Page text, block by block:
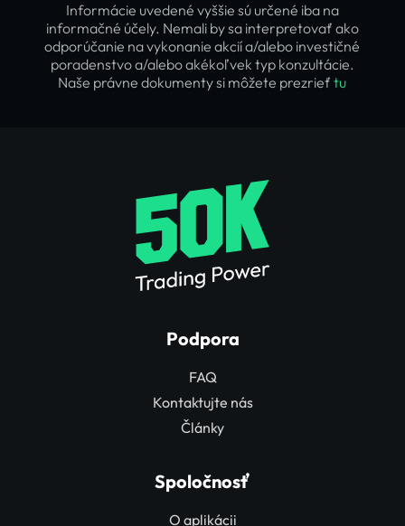
Informácie uvedené vyššie sú určené iba na
informačné účely. Nemali by sa interpretovať ako
odporúčanie na vykonanie akcií a/alebo investičné
poradenstvo a/alebo akékoľvek typ konzultácie.
Naše právne dokumenty si môžete prezrieťtu
Podpora
FAQ
Kontaktujte nás
Články
Spoločnosť
O aplikácii